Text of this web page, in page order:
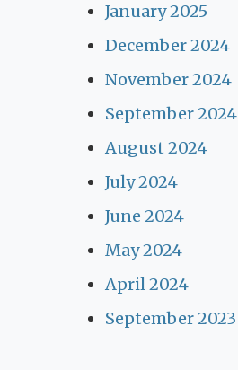
January 2025
December 2024
November 2024
September 2024
August 2024
July 2024
June 2024
May 2024
April 2024
September 2023